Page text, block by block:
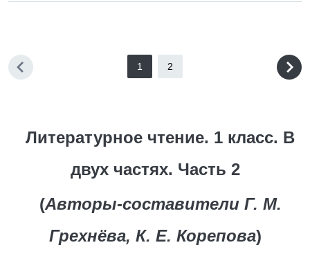
1 2
Литературное чтение. 1 класс. В
двух частях. Часть 2
(Авторы-составители Г. М.
Грехнёва, К. Е. Корепова)